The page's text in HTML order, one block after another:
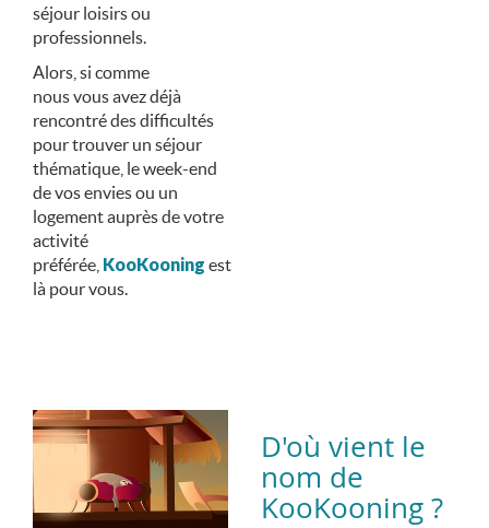
séjour loisirs ou
professionnels.
Alors, si comme
nous vous avez déjà
rencontré des difficultés
pour trouver un séjour
thématique, le week-end
de vos envies ou un
logement auprès de votre
activité
préférée, KooKooning est
là pour vous.
D'où vient le
nom de
KooKooning ?